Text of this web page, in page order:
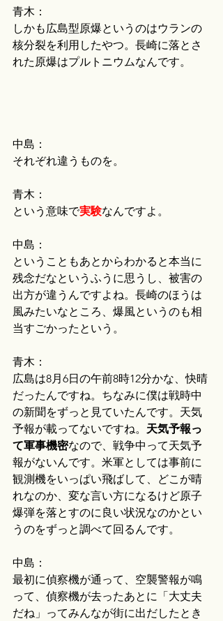
青木：
しかも広島型原爆というのはウランの
核分裂を利用したやつ。長崎に落とさ
れた原爆はプルトニウムなんです。
中島：
それぞれ違うものを。
青木：
という意味で実験なんですよ。
中島：
ということもあとからわかると本当に
残念だなというふうに思うし、被害の
出方が違うんですよね。長崎のほうは
風みたいなところ、爆風というのも相
当すごかったという。
青木：
広島は8月6日の午前8時12分かな、快晴
だったんですね。ちなみに僕は戦時中
の新聞をずっと見ていたんです。天気
予報が載ってないですね。 天気予報っ
て軍事機密なので、戦争中って天気予
報がないんです。米軍としては事前に
観測機をいっぱい飛ばして、どこが晴
れなのか、変な言い方になるけど原子
爆弾を落とすのに良い状況なのかとい
うのをずっと調べて回るんです。
中島：
最初に偵察機が通って、空襲警報が鳴
って、偵察機が去ったあとに「大丈夫
だね」ってみんなが街に出だしたとき